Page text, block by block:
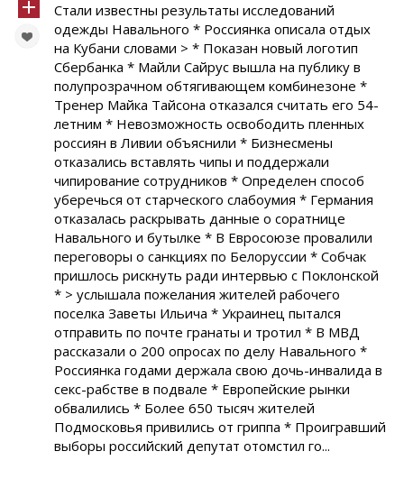
Стали известны результаты исследований
одежды Навального * Россиянка описала отдых
на Кубани словами > * Показан новый логотип
Сбербанка * Майли Сайрус вышла на публику в
полупрозрачном обтягивающем комбинезоне *
Тренер Майка Тайсона отказался считать его 54-
летним * Невозможность освободить пленных
россиян в Ливии объяснили * Бизнесмены
отказались вставлять чипы и поддержали
чипирование сотрудников * Определен способ
уберечься от старческого слабоумия * Германия
отказалась раскрывать данные о соратнице
Навального и бутылке * В Евросоюзе провалили
переговоры о санкциях по Белоруссии * Собчак
пришлось рискнуть ради интервью с Поклонской
* > услышала пожелания жителей рабочего
поселка Заветы Ильича * Украинец пытался
отправить по почте гранаты и тротил * В МВД
рассказали о 200 опросах по делу Навального *
Россиянка годами держала свою дочь-инвалида в
секс-рабстве в подвале * Европейские рынки
обвалились * Более 650 тысяч жителей
Подмосковья привились от гриппа * Проигравший
выборы российский депутат отомстил го...